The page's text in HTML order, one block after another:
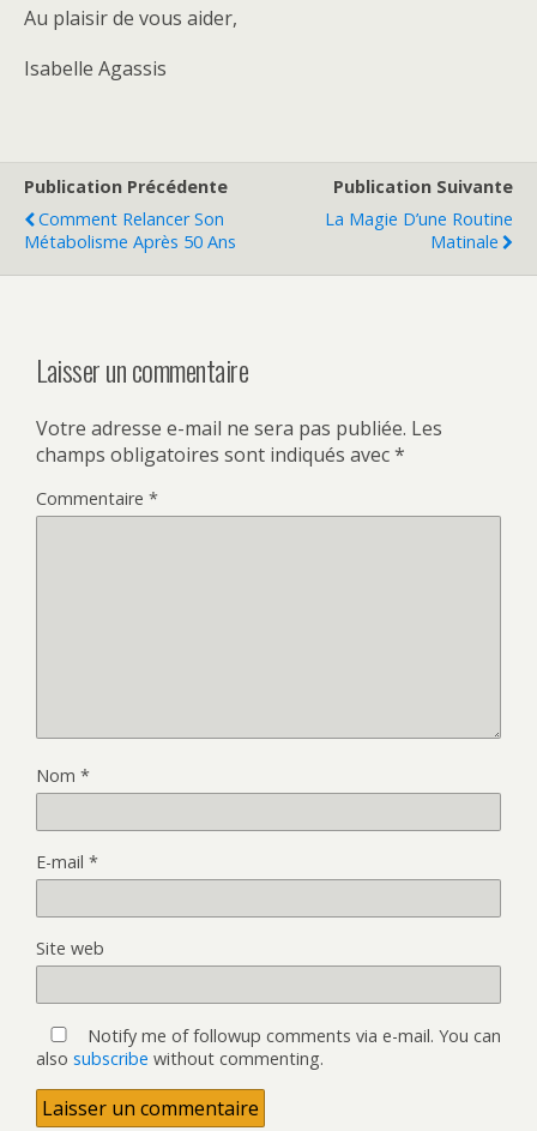
Au plaisir de vous aider,
Isabelle Agassis
Publication Précédente
Comment Relancer Son
Métabolisme Après 50 Ans
Publication Suivante
La Magie D’une Routine
Matinale
Laisser un commentaire
Votre adresse e-mail ne sera pas publiée. Les
champs obligatoires sont indiqués avec*
Commentaire *
Nom *
E-mail *
Site web
Notify me of followup comments via e-mail. You can
also subscribe without commenting.